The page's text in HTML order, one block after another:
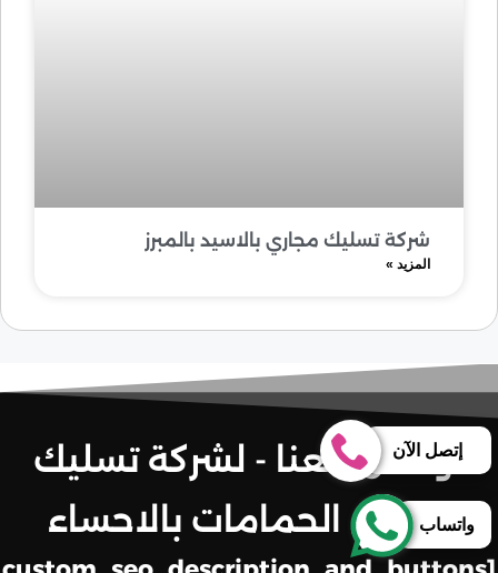
شركة تسليك مجاري بالاسيد بالمبرز
المزيد »
تواصل معنا - لشركة تسليك
مجاري الحمامات بالاحساء
إتصل الآن
واتساب